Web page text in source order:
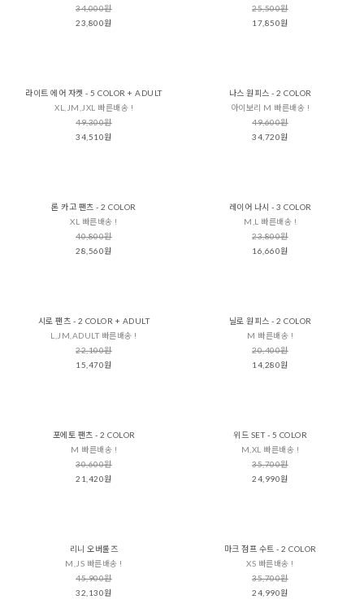
34,000원
23,800원
25,500원
17,850원
라이트 에어 자켓 - 5 COLOR + ADULT
XL,JM,JXL 빠른배송 !
49,300원
34,510원
나스 원피스 - 2 COLOR
아이보리 M 빠른배송 !
49,600원
34,720원
론 카고 팬츠 - 2 COLOR
XL 빠른배송 !
40,800원
28,560원
레이어 나시 - 3 COLOR
M,L 빠른배송 !
23,800원
16,660원
시로 팬츠 - 2 COLOR + ADULT
L,JM,ADULT 빠른배송 !
22,100원
15,470원
닐로 원피스 - 2 COLOR
M 빠른배송 !
20,400원
14,280원
포에토 팬츠 - 2 COLOR
M 빠른배송 !
30,600원
21,420원
위드 SET - 5 COLOR
M,XL 빠른배송 !
35,700원
24,990원
리니 오버롤즈
M,JS 빠른배송 !
45,900원
32,130원
마크 점프 수트 - 2 COLOR
XS 빠른배송 !
35,700원
24,990원